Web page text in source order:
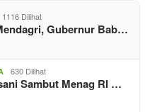
1116 Dilihat
Gubernur Bab…
630 Dilihat
Sambut Menag RI …